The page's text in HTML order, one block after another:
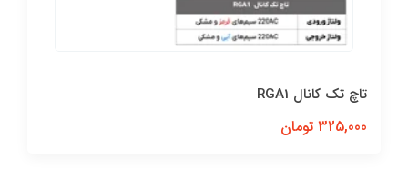
تاچ تک کانال RGA1
325,000 تومان